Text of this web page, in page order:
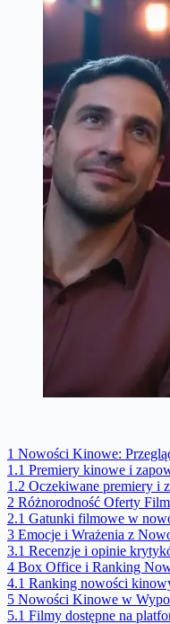
1 Nowości Kinowe:
1.1 Premiery kinowe i
1.2 Oczekiwane premiery i
2 Różnorodność Oferty
2.1 Gatunki filmowe w
3 Emocje i Wrażenia z
3.1 Recenzje i opinie
4 Box Office i Ranking
4.1 Ranking nowości
5 Nowości Kinowe w
5.1 Filmy dostępne na